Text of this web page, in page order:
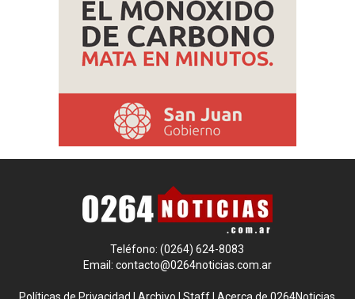
Teléfono: (0264) 624-8083
Email: contacto@0264noticias.com.ar